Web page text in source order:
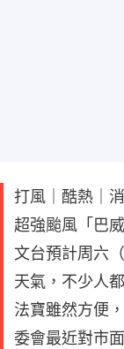
打風｜酷熱｜
超強颱風「巴
文台預計周六
天氣，不少人
法寶雖然方便
委會最近對市